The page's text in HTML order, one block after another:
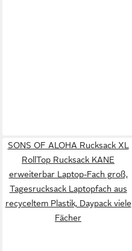
SONS OF ALOHA Rucksack XL
RollTop Rucksack KANE
erweiterbar Laptop-Fach groß,
Tagesrucksack Laptopfach aus
recyceltem Plastik, Daypack viele
Fächer